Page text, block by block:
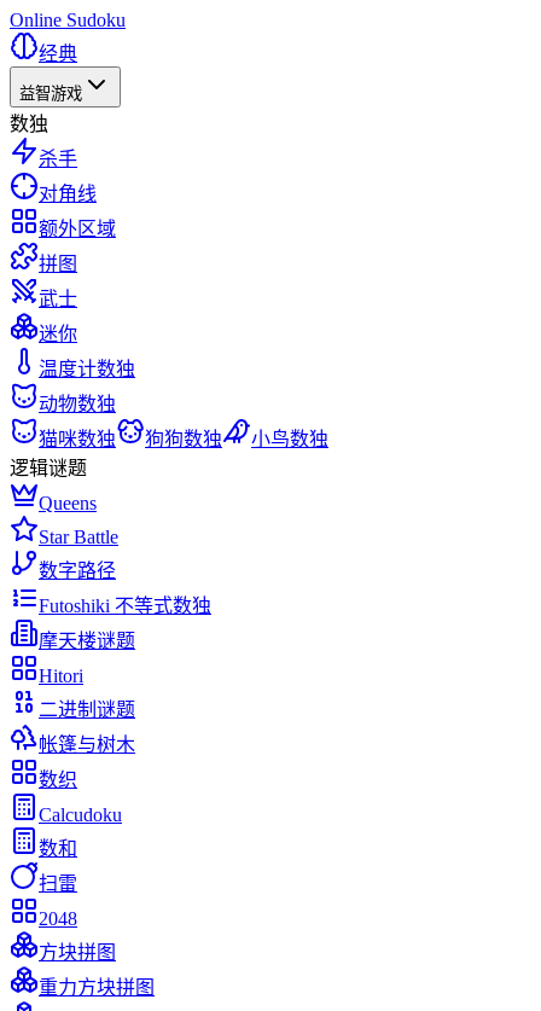
Online Sudoku
经典
益智游戏
数独
杀手
对角线
额外区域
拼图
武士
迷你
温度计数独
动物数独
猫咪数独
狗狗数独
小鸟数独
逻辑谜题
Queens
Star Battle
数字路径
Futoshiki 不等式数独
摩天楼谜题
Hitori
二进制谜题
帐篷与树木
数织
Calcudoku
数和
扫雷
2048
方块拼图
重力方块拼图